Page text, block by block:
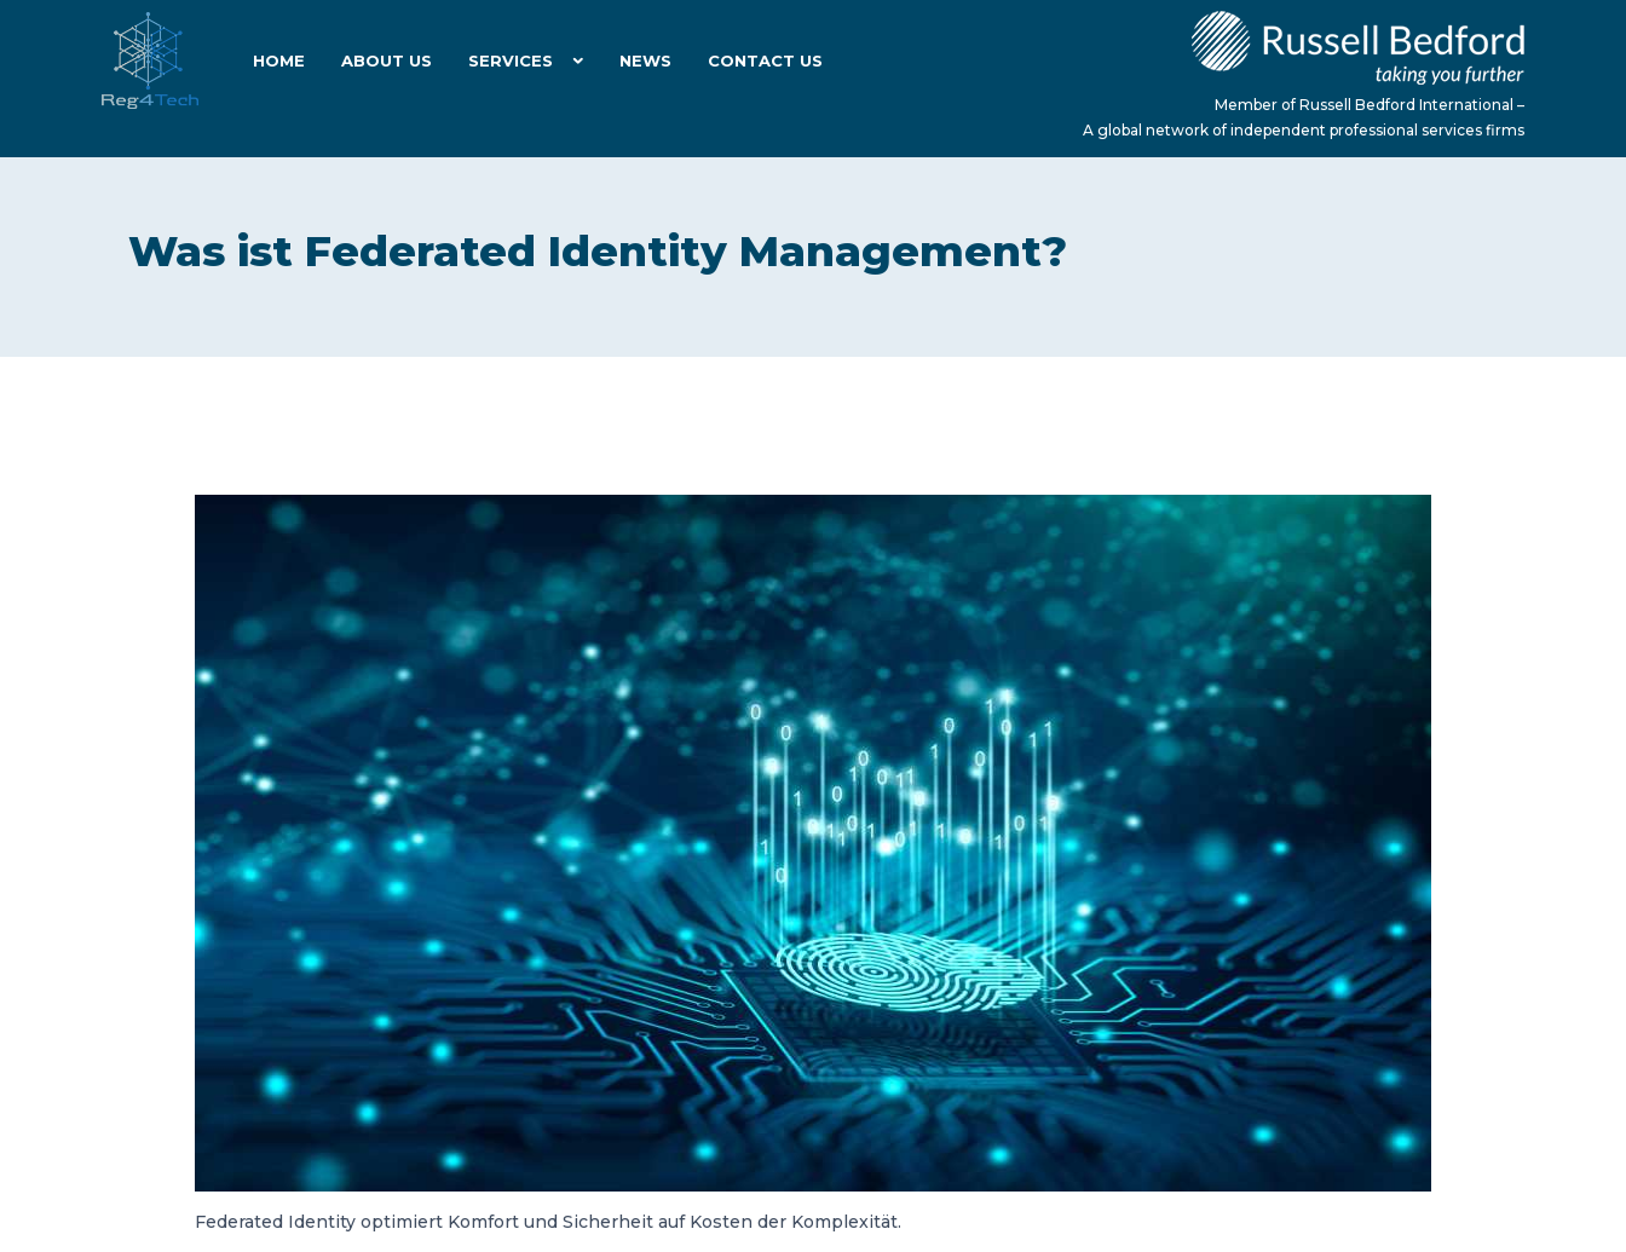
HOME ABOUT US SERVICES NEWS CONTACT US
Member of Russell Bedford International –
A global network of independent professional services firms
Was ist Federated Identity Management?
Federated Identity optimiert Komfort und Sicherheit auf Kosten der Komplexität.